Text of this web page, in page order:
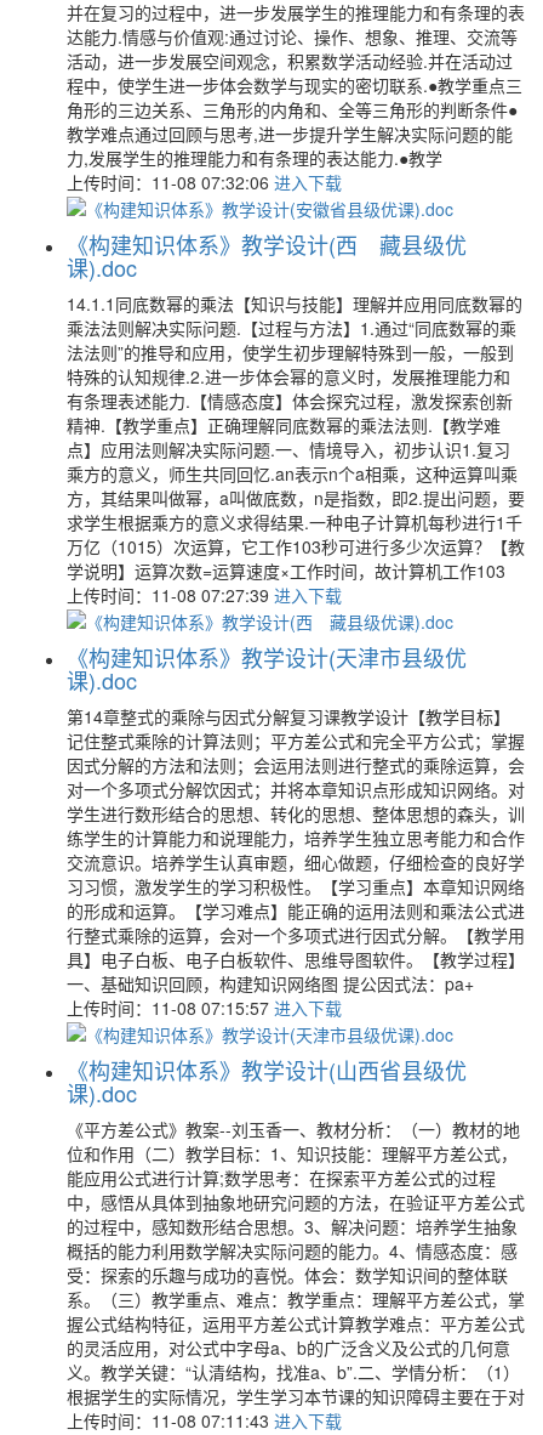
并在复习的过程中，进一步发展学生的推理能力和有条理的表
达能力.情感与价值观:通过讨论、操作、想象、推理、交流等
活动，进一步发展空间观念，积累数学活动经验.并在活动过
程中，使学生进一步体会数学与现实的密切联系.●教学重点三
角形的三边关系、三角形的内角和、全等三角形的判断条件●
教学难点通过回顾与思考,进一步提升学生解决实际问题的能
力,发展学生的推理能力和有条理的表达能力.●教学
上传时间：11-08 07:32:06 进入下载
《构建知识体系》教学设计(西 藏县级优
课).doc
14.1.1同底数幂的乘法【知识与技能】理解并应用同底数幂的
乘法法则解决实际问题.【过程与方法】1.通过“同底数幂的乘
法法则”的推导和应用，使学生初步理解特殊到一般，一般到
特殊的认知规律.2.进一步体会幂的意义时，发展推理能力和
有条理表述能力.【情感态度】体会探究过程，激发探索创新
精神.【教学重点】正确理解同底数幂的乘法法则.【教学难
点】应用法则解决实际问题.一、情境导入，初步认识1.复习
乘方的意义，师生共同回忆.an表示n个a相乘，这种运算叫乘
方，其结果叫做幂，a叫做底数，n是指数，即2.提出问题，要
求学生根据乘方的意义求得结果.一种电子计算机每秒进行1千
万亿（1015）次运算，它工作103秒可进行多少次运算？【教
学说明】运算次数=运算速度×工作时间，故计算机工作103
上传时间：11-08 07:27:39 进入下载
《构建知识体系》教学设计(天津市县级优
课).doc
第14章整式的乘除与因式分解复习课教学设计【教学目标】
记住整式乘除的计算法则；平方差公式和完全平方公式；掌握
因式分解的方法和法则；会运用法则进行整式的乘除运算，会
对一个多项式分解饮因式；并将本章知识点形成知识网络。对
学生进行数形结合的思想、转化的思想、整体思想的森头，训
练学生的计算能力和说理能力，培养学生独立思考能力和合作
交流意识。培养学生认真审题，细心做题，仔细检查的良好学
习习惯，激发学生的学习积极性。【学习重点】本章知识网络
的形成和运算。【学习难点】能正确的运用法则和乘法公式进
行整式乘除的运算，会对一个多项式进行因式分解。【教学用
具】电子白板、电子白板软件、思维导图软件。【教学过程】
一、基础知识回顾，构建知识网络图 提公因式法：pa+
上传时间：11-08 07:15:57 进入下载
《构建知识体系》教学设计(山西省县级优
课).doc
《平方差公式》教案--刘玉香一、教材分析：（一）教材的地
位和作用（二）教学目标：1、知识技能：理解平方差公式，
能应用公式进行计算;数学思考：在探索平方差公式的过程
中，感悟从具体到抽象地研究问题的方法，在验证平方差公式
的过程中，感知数形结合思想。3、解决问题：培养学生抽象
概括的能力利用数学解决实际问题的能力。4、情感态度：感
受：探索的乐趣与成功的喜悦。体会：数学知识间的整体联
系。（三）教学重点、难点：教学重点：理解平方差公式，掌
握公式结构特征，运用平方差公式计算教学难点：平方差公式
的灵活应用，对公式中字母a、b的广泛含义及公式的几何意
义。教学关键：“认清结构，找准a、b”.二、学情分析：（1）
根据学生的实际情况，学生学习本节课的知识障碍主要在于对
上传时间：11-08 07:11:43 进入下载